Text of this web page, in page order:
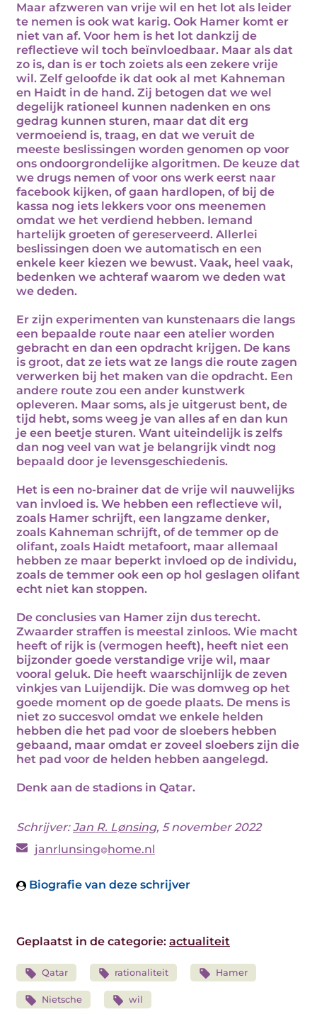
Maar afzweren van vrije wil en het lot als leider
te nemen is ook wat karig. Ook Hamer komt er
niet van af. Voor hem is het lot dankzij de
reflectieve wil toch beïnvloedbaar. Maar als dat
zo is, dan is er toch zoiets als een zekere vrije
wil. Zelf geloofde ik dat ook al met Kahneman
en Haidt in de hand. Zij betogen dat we wel
degelijk rationeel kunnen nadenken en ons
gedrag kunnen sturen, maar dat dit erg
vermoeiend is, traag, en dat we veruit de
meeste beslissingen worden genomen op voor
ons ondoorgrondelijke algoritmen. De keuze dat
we drugs nemen of voor ons werk eerst naar
facebook kijken, of gaan hardlopen, of bij de
kassa nog iets lekkers voor ons meenemen
omdat we het verdiend hebben. Iemand
hartelijk groeten of gereserveerd. Allerlei
beslissingen doen we automatisch en een
enkele keer kiezen we bewust. Vaak, heel vaak,
bedenken we achteraf waarom we deden wat
we deden.
Er zijn experimenten van kunstenaars die langs
een bepaalde route naar een atelier worden
gebracht en dan een opdracht krijgen. De kans
is groot, dat ze iets wat ze langs die route zagen
verwerken bij het maken van die opdracht. Een
andere route zou een ander kunstwerk
opleveren. Maar soms, als je uitgerust bent, de
tijd hebt, soms weeg je van alles af en dan kun
je een beetje sturen. Want uiteindelijk is zelfs
dan nog veel van wat je belangrijk vindt nog
bepaald door je levensgeschiedenis.
Het is een no-brainer dat de vrije wil nauwelijks
van invloed is. We hebben een reflectieve wil,
zoals Hamer schrijft, een langzame denker,
zoals Kahneman schrijft, of de temmer op de
olifant, zoals Haidt metafoort, maar allemaal
hebben ze maar beperkt invloed op de individu,
zoals de temmer ook een op hol geslagen olifant
echt niet kan stoppen.
De conclusies van Hamer zijn dus terecht.
Zwaarder straffen is meestal zinloos. Wie macht
heeft of rijk is (vermogen heeft), heeft niet een
bijzonder goede verstandige vrije wil, maar
vooral geluk. Die heeft waarschijnlijk de zeven
vinkjes van Luijendijk. Die was domweg op het
goede moment op de goede plaats. De mens is
niet zo succesvol omdat we enkele helden
hebben die het pad voor de sloebers hebben
gebaand, maar omdat er zoveel sloebers zijn die
het pad voor de helden hebben aangelegd.
Denk aan de stadions in Qatar.
Schrijver:Jan R. Lønsing, 5 november 2022
janrlunsing home.nl
Biografie van deze schrijver
Geplaatst in de categorie: actualiteit
Qatar rationaliteit Hamer
Nietsche wil